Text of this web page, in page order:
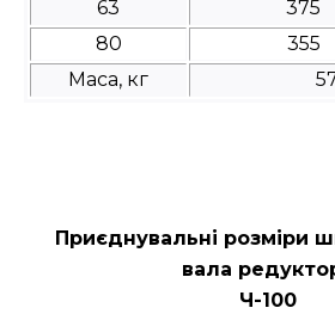
63
375
80
355
Маса, кг
Приєднувальні розміри
вала
Ч-100